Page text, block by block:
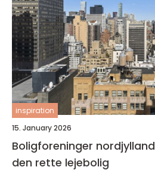
inspiration
15. January 2026
Boligforeninger nordjylland sådan finder du
den rette lejebolig